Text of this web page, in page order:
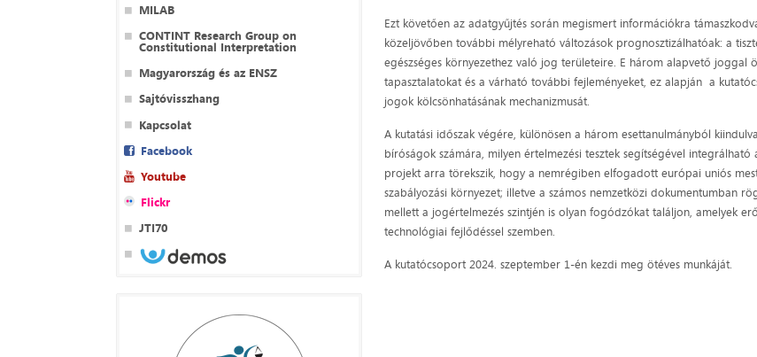
MILAB
CONTINT Research Group on
Constitutional Interpretation
Magyarország és az ENSZ
Sajtóvisszhang
Kapcsolat
Facebook
Youtube
Flickr
JTI70
Ezt követően az adatgyűjtés során megismert információkra
közeljövőben további mélyreható változások prognosztizálhatóak: a
egészséges környezethez való jog területeire. E három alapvető joggal
tapasztalatokat és a várható további fejleményeket, ez alapján a
jogok kölcsönhatásának mechanizmusát.
A kutatási időszak végére, különösen a három esettanulmányból
bíróságok számára, milyen értelmezési tesztek segítségével
projekt arra törekszik, hogy a nemrégiben elfogadott európai uniós
szabályozási környezet; illetve a számos nemzetközi dokumentumban
mellett a jogértelmezés szintjén is olyan fogódzókat találjon, amelyek
technológiai fejlődéssel szemben.
A kutatócsoport 2024. szeptember 1-én kezdi meg ötéves munkáját.